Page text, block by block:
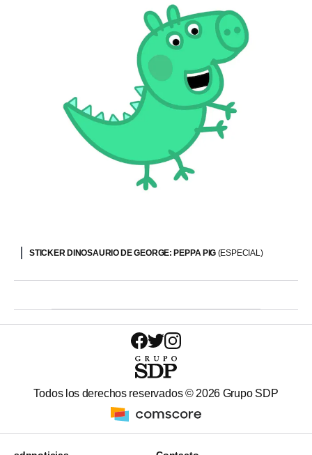
STICKER DINOSAURIO DE GEORGE: PEPPA PIG (ESPECIAL)
Todos los derechos reservados © 2026 Grupo SDP